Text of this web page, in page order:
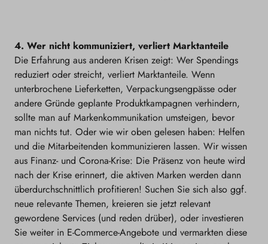
4. Wer nicht kommuniziert, verliert Marktanteile
Die Erfahrung aus anderen Krisen zeigt: Wer Spendings
reduziert oder streicht, verliert Marktanteile. Wenn
unterbrochene Lieferketten, Verpackungsengpässe oder
andere Gründe geplante Produktkampagnen verhindern,
sollte man auf Markenkommunikation umsteigen, bevor
man nichts tut. Oder wie wir oben gelesen haben: Helfen
und die Mitarbeitenden kommunizieren lassen. Wir wissen
aus Finanz- und Corona-Krise: Die Präsenz von heute wird
nach der Krise erinnert, die aktiven Marken werden dann
überdurchschnittlich profitieren! Suchen Sie sich also ggf.
neue relevante Themen, kreieren sie jetzt relevant
gewordene Services (und reden drüber), oder investieren
Sie weiter in E-Commerce-Angebote und vermarkten diese